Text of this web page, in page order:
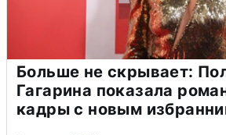
Больше не скрывает:
Гагарина показала
кадры с новым